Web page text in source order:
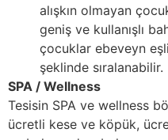
alışkın olmayan
geniş ve kullanışlı
çocuklar ebeveyn
şeklinde sıralanabilir.
SPA / Wellness
Tesisin SPA ve wellness
ücretli kese ve köpük,